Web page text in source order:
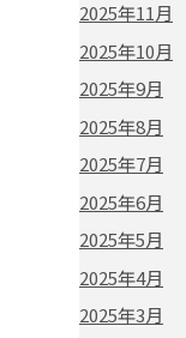
2025年11月
2025年10月
2025年9月
2025年8月
2025年7月
2025年6月
2025年5月
2025年4月
2025年3月